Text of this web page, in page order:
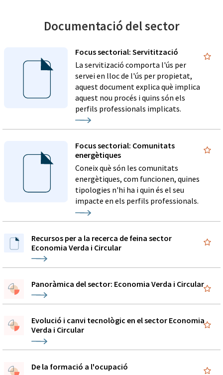
Documentació del sector
Focus sectorial: Servitització
La servitizació comporta l'ús per
servei en lloc de l'ús per propietat,
aquest document explica què implica
aquest nou procés i quins són els
perfils professionals implicats.
Focus sectorial: Comunitats
energètiques
Coneix què són les comunitats
energètiques, com funcionen, quines
tipologies n'hi ha i quin és el seu
impacte en els perfils professionals.
Recursos per a la recerca de feina sector
Economia Verda i Circular
Panoràmica del sector: Economia Verda i Circular
Evolució i canvi tecnològic en el sector Economia
Verda i Circular
De la formació a l'ocupació